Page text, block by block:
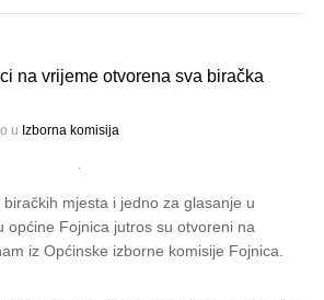
na vrijeme otvorena sva biračka
u Izborna komisija
mjesta i jedno za glasanje u
općine Fojnica jutros su otvoreni na
iz Općinske izborne komisije Fojnica.